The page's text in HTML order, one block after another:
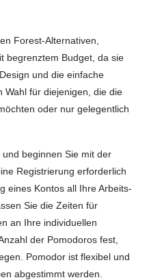
Forest-Alternativen,
begrenztem Budget, da sie
und die einfache
Wahl für diejenigen, die die
oder nur gelegentlich
beginnen Sie mit der
Registrierung erforderlich
eines Kontos all Ihre Arbeits-
Sie die Zeiten für
an Ihre individuellen
der Pomodoros fest,
Pomodor ist flexibel und
abgestimmt werden.